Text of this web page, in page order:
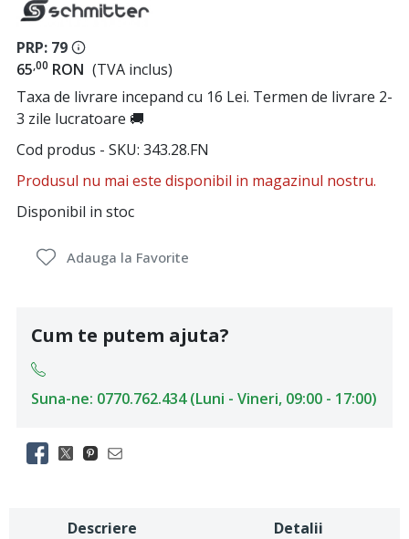
PRP: 79
65,00 RON (TVA inclus)
Taxa de livrare incepand cu 16 Lei. Termen de livrare 2-
3 zile lucratoare 🚚
Cod produs - SKU 343.28.FN
Produsul nu mai este disponibil in magazinul nostru.
Disponibil in stoc
Adauga la Favorite
Cum te putem ajuta?
Suna-ne: 0770.762.434 (Luni - Vineri, 09:00 - 17:00)
Descriere
Detalii